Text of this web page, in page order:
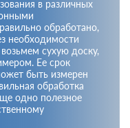
в различных
обработано,
необходимости
сухую доску,
Ее срок
быть измерен
обработка
одно полезное